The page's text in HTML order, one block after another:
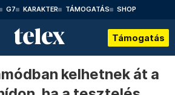
G7 KARAKTER TÁMOGATÁS SHOP
Támogatás
kelhetnek át a